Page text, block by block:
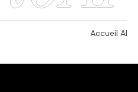
Accueil AI